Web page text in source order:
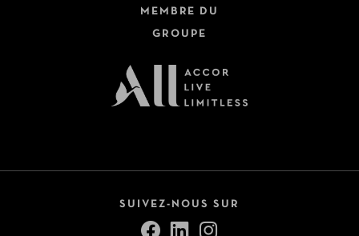
MEMBRE DU
GROUPE
SUIVEZ-NOUS SUR